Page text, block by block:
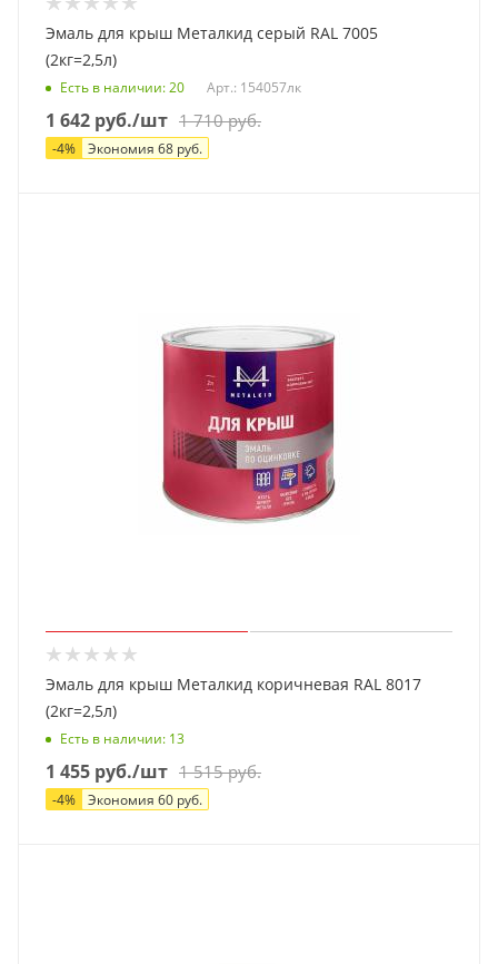
Эмаль для крыш Металкид серый RAL 7005
(2кг=2,5л)
Есть в наличии: 20 Арт.: 154057лк
1 642 руб./шт 1 710руб.
-4% Экономия 68 руб.
Эмаль для крыш Металкид коричневая RAL 8017
(2кг=2,5л)
Есть в наличии: 13
1 455 руб./шт 1 515руб.
-4% Экономия 60 руб.